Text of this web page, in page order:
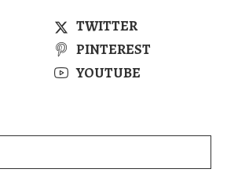
TWITTER
PINTEREST
YOUTUBE